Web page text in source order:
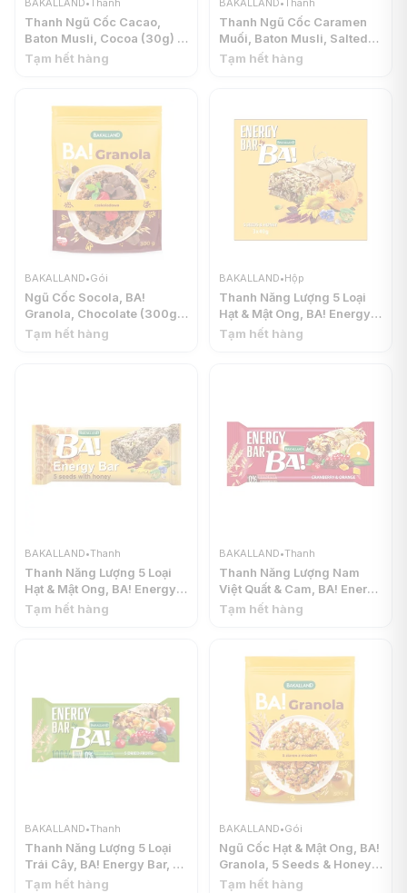
BAKALLAND• Thanh
Thanh Ngũ Cốc Cacao,
Baton Musli, Cocoa (30g) -
BAKALLAND
Tạm hết hàng
BAKALLAND• Thanh
Thanh Ngũ Cốc Caramen
Muối, Baton Musli, Salted
Caramel (30g) -
Tạm hết hàng
BAKALLAND•Gói
Ngũ Cốc Socola, BA!
Granola, Chocolate (300g)
- BAKALLAND
Tạm hết hàng
BAKALLAND•Hộp
Thanh Năng Lượng 5 Loại
Hạt & Mật Ong, BA! Energy
Bar, 5 Seeds with Honey, 3
Tạm hết hàng
BAKALLAND•Thanh
Thanh Năng Lượng 5 Loại
Hạt & Mật Ong, BA! Energy
Bar, 5 Seeds with Honey
Tạm hết hàng
BAKALLAND•Thanh
Thanh Năng Lượng Nam
Việt Quất & Cam, BA! Energy
Bar, Cranberry & Orange
Tạm hết hàng
BAKALLAND•Thanh
Thanh Năng Lượng 5 Loại
Trái Cây, BA! Energy Bar, 5
Dried Fruit (40g) -
Tạm hết hàng
BAKALLAND•Gói
Ngũ Cốc Hạt & Mật Ong, BA!
Granola, 5 Seeds & Honey
(300g) - BAKALLAND
Tạm hết hàng